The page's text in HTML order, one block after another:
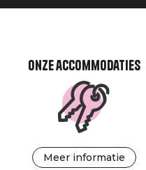
Onze accommodaties
Meer informatie